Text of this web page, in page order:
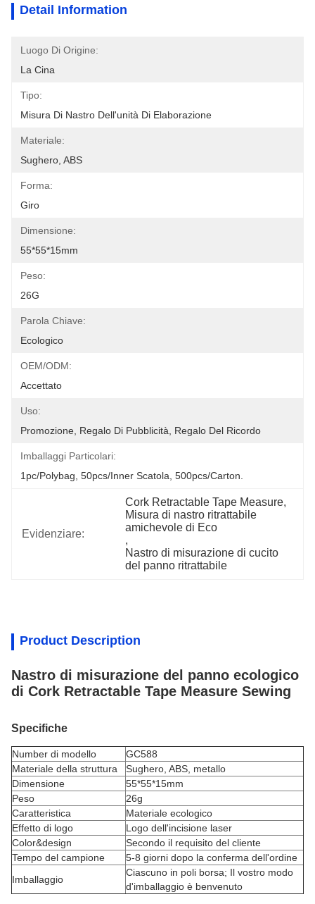
Detail Information
Luogo Di Origine:
La Cina
Tipo:
Misura Di Nastro Dell'unità Di Elaborazione
Materiale:
Sughero, ABS
Forma:
Giro
Dimensione:
55*55*15mm
Peso:
26G
Parola Chiave:
Ecologico
OEM/ODM:
Accettato
Uso:
Promozione, Regalo Di Pubblicità, Regalo Del Ricordo
Imballaggi Particolari:
1pc/polybag, 50pcs/inner Scatola, 500pcs/carton.
Evidenziare:
Cork Retractable Tape Measure,
Misura di nastro ritrattabile
amichevole di Eco
,
Nastro di misurazione di cucito
del panno ritrattabile
Product Description
Nastro di misurazione del panno ecologico
di Cork Retractable Tape Measure Sewing
Specifiche
Number di modello
GC588
Materiale della struttura
Sughero, ABS, metallo
Dimensione
55*55*15mm
Peso
26g
Caratteristica
Materiale ecologico
Effetto di logo
Logo dell'incisione laser
Color&design
Secondo il requisito del cliente
Tempo del campione
5-8 giorni dopo la conferma dell'ordine
Imballaggio
Ciascuno in poli borsa; Il vostro modo
d'imballaggio è benvenuto